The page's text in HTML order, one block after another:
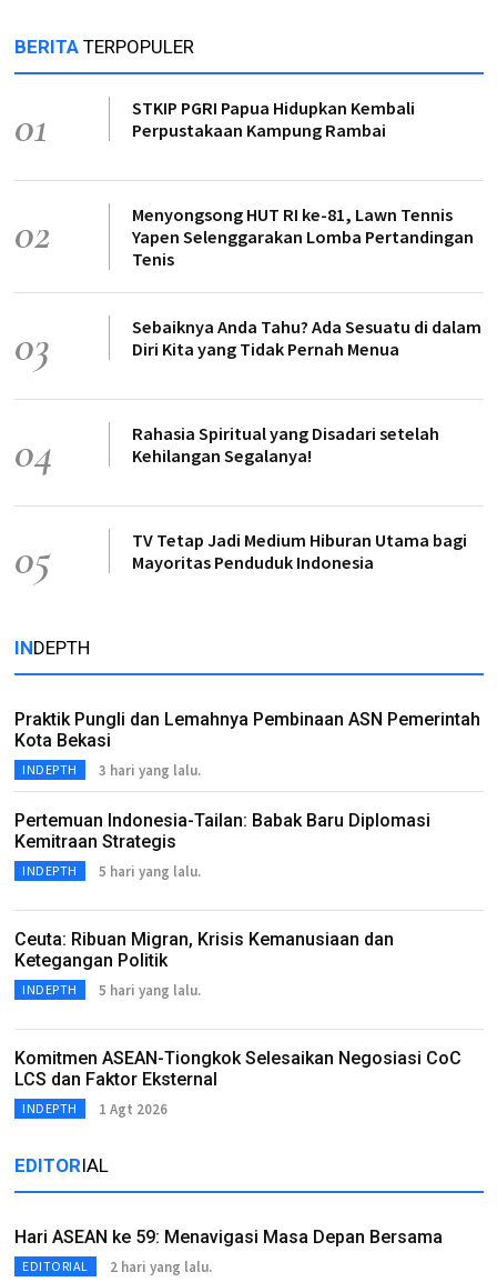
BERITA TERPOPULER
01
STKIP PGRI Papua Hidupkan Kembali
Perpustakaan Kampung Rambai
02
Menyongsong HUT RI ke-81, Lawn Tennis
Yapen Selenggarakan Lomba Pertandingan
Tenis
03
Sebaiknya Anda Tahu? Ada Sesuatu di dalam
Diri Kita yang Tidak Pernah Menua
04
Rahasia Spiritual yang Disadari setelah
Kehilangan Segalanya!
05
TV Tetap Jadi Medium Hiburan Utama bagi
Mayoritas Penduduk Indonesia
INDEPTH
Praktik Pungli dan Lemahnya Pembinaan ASN Pemerintah
Kota Bekasi
INDEPTH 3 hari yang lalu.
Pertemuan Indonesia-Tailan: Babak Baru Diplomasi
Kemitraan Strategis
INDEPTH 5 hari yang lalu.
Ceuta: Ribuan Migran, Krisis Kemanusiaan dan
Ketegangan Politik
INDEPTH 5 hari yang lalu.
Komitmen ASEAN-Tiongkok Selesaikan Negosiasi CoC
LCS dan Faktor Eksternal
INDEPTH 1 Agt 2026
EDITORIAL
Hari ASEAN ke 59: Menavigasi Masa Depan Bersama
EDITORIAL 2 hari yang lalu.